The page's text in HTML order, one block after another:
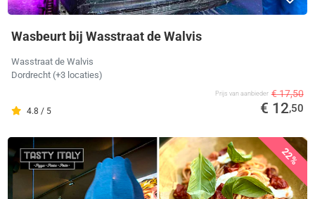
Wasbeurt bij Wasstraat de Walvis
Wasstraat de Walvis
Dordrecht (+3 locaties)
4.8 / 5
Prijs van aanbieder € 17,50
€ 12,50
22%